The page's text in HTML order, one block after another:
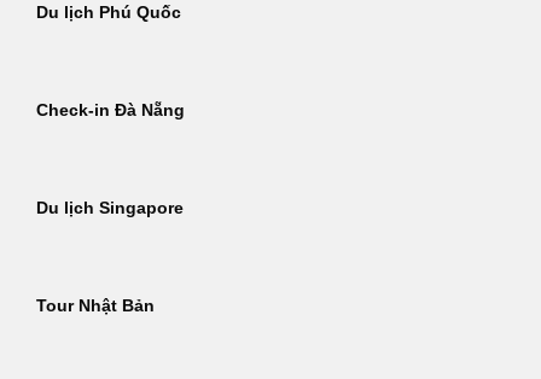
Du lịch Phú Quốc
Check-in Đà Nẵng
Du lịch Singapore
Tour Nhật Bản